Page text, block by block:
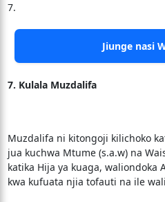
7.
Jiunge nasi
7. Kulala Muzdalifa
Muzdalifa ni kitongoji kilichoko
jua kuchwa Mtume (s.a.w) na
katika Hija ya kuaga, waliondoka
kwa kufuata njia tofauti na ile